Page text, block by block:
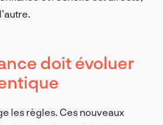
doit évoluer
les règles. Ces nouveaux